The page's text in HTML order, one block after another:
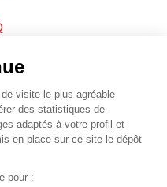
site
SAFI
visite le plus agréable
des statistiques de
adaptés à votre profil et
en place sur ce site le dépôt
pour :